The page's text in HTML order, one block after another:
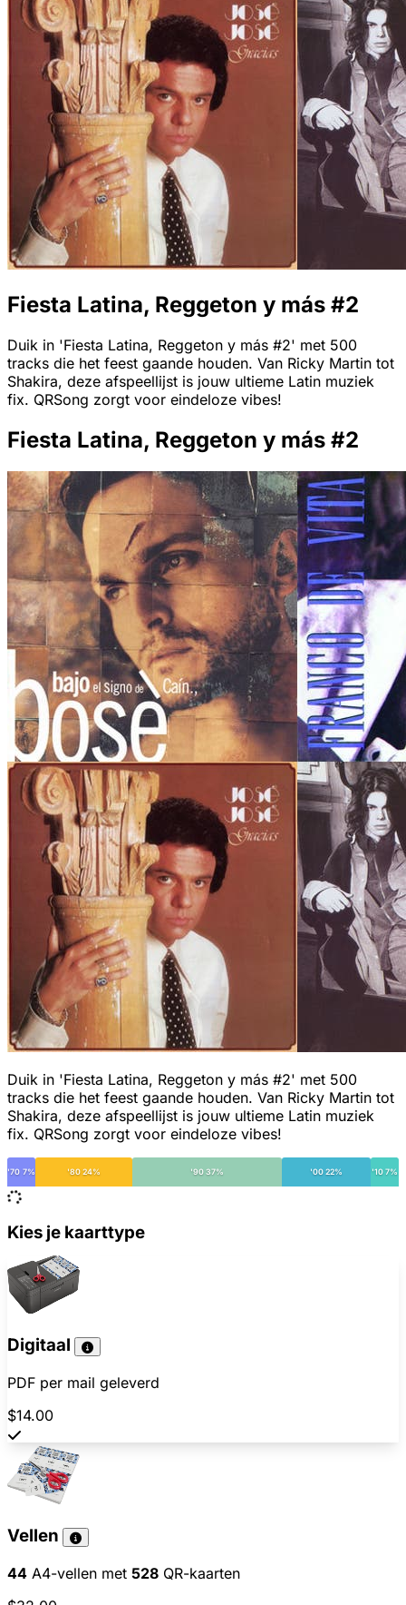
Fiesta Latina, Reggeton y más #2
Duik in 'Fiesta Latina, Reggeton y más #2' met 500
tracks die het feest gaande houden. Van Ricky Martin tot
Shakira, deze afspeellijst is jouw ultieme Latin muziek
fix. QRSong zorgt voor eindeloze vibes!
Fiesta Latina, Reggeton y más #2
Duik in 'Fiesta Latina, Reggeton y más #2' met 500
tracks die het feest gaande houden. Van Ricky Martin tot
Shakira, deze afspeellijst is jouw ultieme Latin muziek
fix. QRSong zorgt voor eindeloze vibes!
'70 7% '80 24% '90 37% '00 22% '10 7%
Kies je kaarttype
Digitaal
PDF per mail geleverd
$14.00
Vellen
44 A4-vellen met 528 QR-kaarten